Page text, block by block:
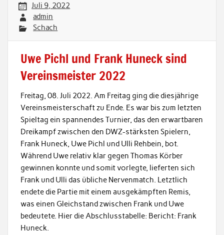
Juli 9, 2022
admin
Schach
Uwe Pichl und Frank Huneck sind
Vereinsmeister 2022
Freitag, 08. Juli 2022. Am Freitag ging die diesjährige
Vereinsmeisterschaft zu Ende. Es war bis zum letzten
Spieltag ein spannendes Turnier, das den erwartbaren
Dreikampf zwischen den DWZ-stärksten Spielern,
Frank Huneck, Uwe Pichl und Ulli Rehbein, bot.
Während Uwe relativ klar gegen Thomas Körber
gewinnen konnte und somit vorlegte, lieferten sich
Frank und Ulli das übliche Nervenmatch. Letztlich
endete die Partie mit einem ausgekämpften Remis,
was einen Gleichstand zwischen Frank und Uwe
bedeutete. Hier die Abschlusstabelle: Bericht: Frank
Huneck.